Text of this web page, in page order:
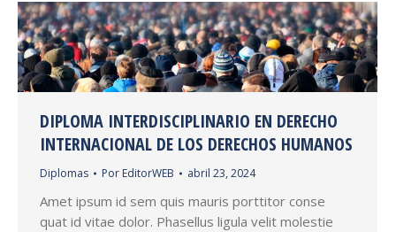
DIPLOMA INTERDISCIPLINARIO EN DERECHO
INTERNACIONAL DE LOS DERECHOS HUMANOS
Diplomas Por EditorWEB abril 23, 2024
Amet ipsum id sem quis mauris porttitor conse
quat id vitae dolor. Phasellus ligula velit molestie